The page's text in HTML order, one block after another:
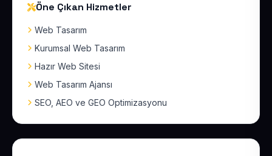
Öne Çıkan Hizmetler
Web Tasarım
Kurumsal Web Tasarım
Hazır Web Sitesi
Web Tasarım Ajansı
SEO, AEO ve GEO Optimizasyonu